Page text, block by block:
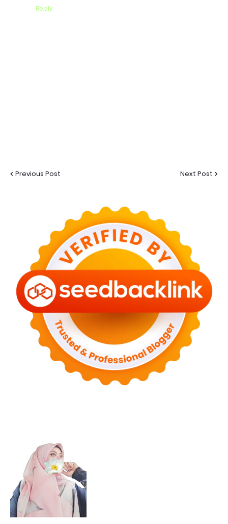
Reply
Previous Post Next Post